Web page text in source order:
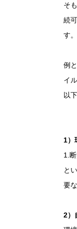
そ
続
す
例
イ
以
1）
1.
と
要
2）